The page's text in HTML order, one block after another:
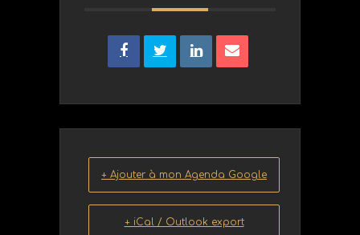
+ Ajouter à mon Agenda Google
+ iCal / Outlook export